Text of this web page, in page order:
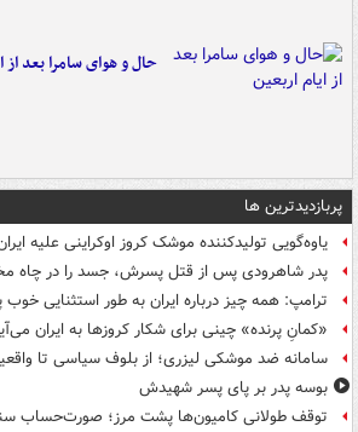
حال و هوای سامرا بعد از
پربازدیدترین ها
یاوه‌گویی تولیدکننده موشک کروز اوکراینی علیه
پدر شاهرودی پس از قتل پسرش، جسد را در چاه
ترامپ: همه چیز درباره ایران به طور استثنایی
«کمانِ پرنده» چینی برای شکار کروزها به ایران
سامانه ضد موشکی لیزری؛ از بلوف سیاسی تا
بوسه‌ پدر بر پای پسر شهیدش
توقف طولانی کامیون‌ها پشت مرز؛ صورت‌حساب